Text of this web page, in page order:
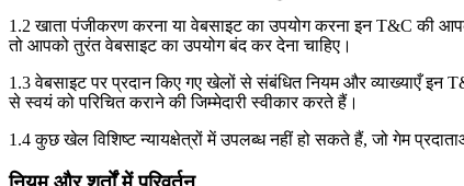
1.2 खाता पंजीकरण करना या वेबसाइट का उपयोग करना इन T&C की
तो आपको तुरंत वेबसाइट का उपयोग बंद कर देना चाहिए।
1.3 वेबसाइट पर प्रदान किए गए खेलों से संबंधित नियम और व्याख्याएँ
से स्वयं को परिचित कराने की जिम्मेदारी स्वीकार करते हैं।
1.4 कुछ खेल विशिष्ट न्यायक्षेत्रों में उपलब्ध नहीं हो सकते हैं, जो गेम